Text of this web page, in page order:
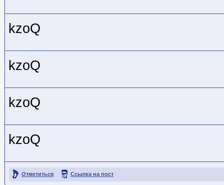
kzoQ
kzoQ
kzoQ
kzoQ
Отметиться Ссылка на пост